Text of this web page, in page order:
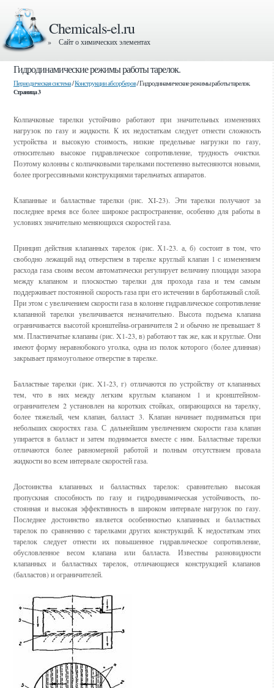
Chemicals-el.ru
» Сайт о химических элементах
Гидродинамические режимы работы тарелок.
Периодическая система/Конструкции абсорберов/ Гидродинамические режимы работы тарелок.
Страница 3
Колпачковые тарелки устойчиво работают при значительных изме­нениях
нагрузок по газу и жидкости. К их недостаткам следует отнести сложность
устройства и высокую стоимость, низкие предельные нагрузки по газу,
относительно высокое гидравлическое сопротивление, трудность очистки.
Поэтому колонны с колпачковыми тарелками постепенно выте­сняются новыми,
более прогрессивными конструкциями тарельчатых ап­паратов.
Клапанные и балластные тарелки (рис. XI-23). Эти тарелки получают за
последнее время все более широкое распространение, особенно для рабо­ты в
условиях значительно меняющихся скоростей газа.
Принцип действия клапанных тарелок (рис. Х1-23. а, б) состоит в том, что
свободно лежащий над отверстием в тарелке круглый клапан 1 с изменением
расхода газа своим весом автоматически регули­рует величину площади зазора
между клапаном и плоскостью тарелки для прохода газа и тем самым
поддерживает постоянной скорость газа при его истечении в барботажный слой.
При этом с увеличением скорости газа в колонне гидравлическое сопротивление
клапанной тарелки увеличи­вается незначительно. Высота подъема клапана
ограничивается высотой кронштейна-ограничителя 2 и обычно не превышает 8
мм. Пластинчатые клапаны (рис. X1-23, в) работают так же, как и круглые. Они
имеют фор­му неравнобокого уголка, одна из полок которого (более длинная)
зак­рывает прямоугольное отверстие в тарелке.
Балластные тарелки (рис. X1-23, г) отличаются по устрой­ству от клапанных
тем, что в них между легким круглым клапаном 1 и кронштейном-
ограничителем 2 установлен на коротких стойках, опираю­щихся на тарелку,
более тяжелый, чем клапан, балласт 3. Клапан начи­нает подниматься при
небольших скоростях газа. С дальнейшим увеличе­нием скорости газа клапан
упирается в балласт и затем поднимается вместе с ним. Балластные тарелки
отличаются более равномерной работой и пол­ным отсутствием провала
жидкости во всем интервале скоростей газа.
Достоинства клапанных и балластных тарелок: сравнительно высокая
пропускная способность по газу и гидродинамическая устойчивость, по­
стоянная и высокая эффективность в широком интервале нагрузок по газу.
Последнее достоинство является особенностью клапанных и бал­ластных
тарелок по сравнению с тарелками других конструкций. К не­достаткам этих
тарелок следует отнести их повышенное гидравлическое сопротивление,
обусловленное весом клапана или балласта. Известны разновидности
клапанных и балластных тарелок, отличающиеся конструк­цией клапанов
(балластов) и ограничителей.